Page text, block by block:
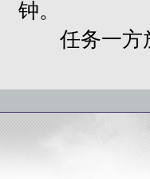
钟。
任务一方放